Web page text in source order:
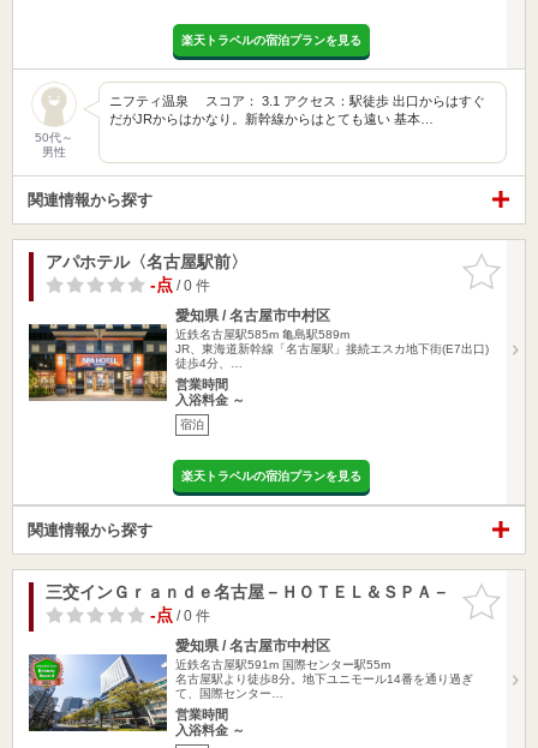
楽天トラベルの宿泊プランを見る
50代～
男性
ニフティ温泉 スコア： 3.1 アクセス：駅徒歩 出口からはすぐ
だがJRからはかなり。新幹線からはとても遠い 基本…
関連情報から探す
お気に入
りに追加
アパホテル〈名古屋駅前〉
-点/ 0 件
愛知県 / 名古屋市中村区
近鉄名古屋駅585m 亀島駅589m
JR、東海道新幹線「名古屋駅」接続エスカ地下街(E7出口)
徒歩4分、…
営業時間
入浴料金 ～
宿泊
楽天トラベルの宿泊プランを見る
関連情報から探す
お気に入
りに追加
三交インＧｒａｎｄｅ名古屋－ＨＯＴＥＬ＆ＳＰＡ－
-点/ 0 件
愛知県 / 名古屋市中村区
近鉄名古屋駅591m 国際センター駅55m
名古屋駅より徒歩8分。地下ユニモール14番を通り過ぎ
て、国際センター…
営業時間
入浴料金 ～